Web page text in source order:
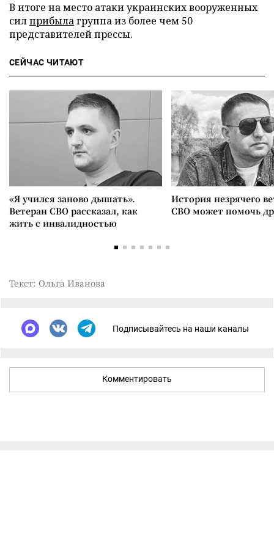
В итоге на место атаки украинских вооруженных
силприбылагруппа из более чем 50
представителей прессы.
СЕЙЧАС ЧИТАЮТ
«Я учился заново дышать».
Ветеран СВО рассказал, как
жить с инвалидностью
История незрячего
СВО может помочь
Текст: Ольга Иванова
Подписывайтесь на наши каналы
Комментировать